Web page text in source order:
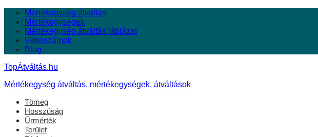
Mértékegység átváltás
Mértékegységek
Mértékegység átváltás táblázat
Váltószámok
Blog
TopÁtváltás.hu
Mértékegység átváltás, mértékegységek, átváltások
Tömeg
Hosszúság
Űrmérték
Terület